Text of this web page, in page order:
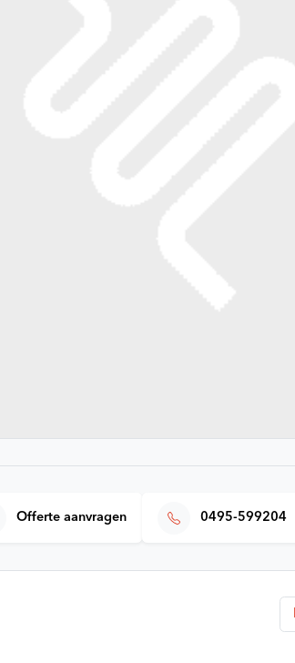
Offerte aanvragen 0495-599204